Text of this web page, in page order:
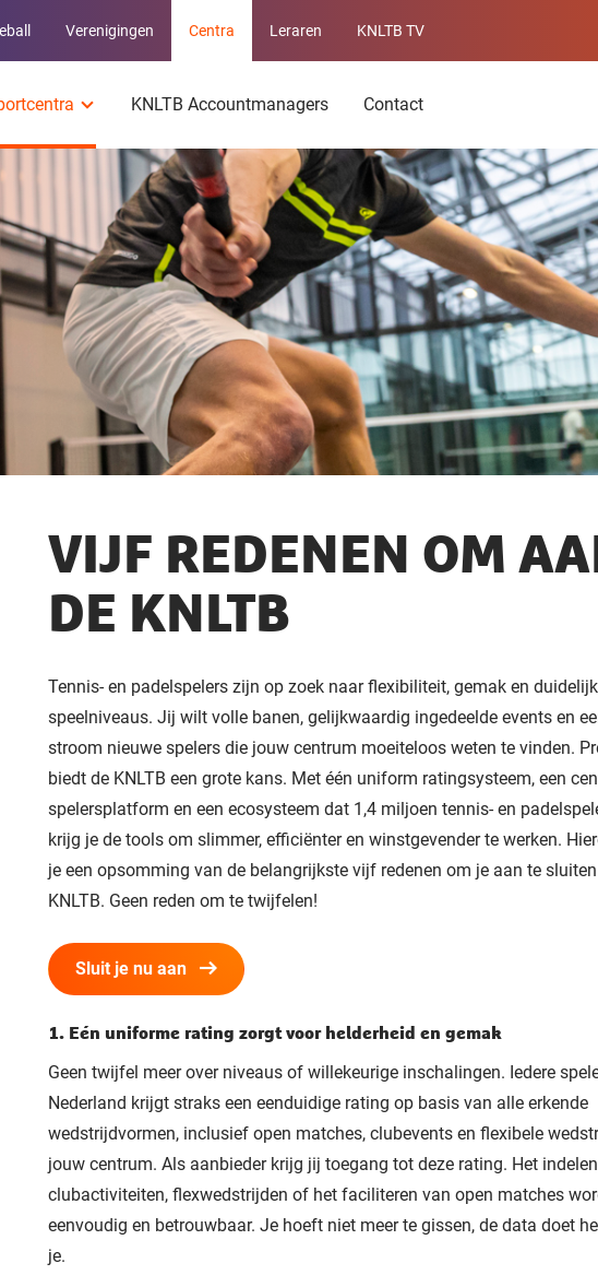
Verenigingen Centra Leraren KNLTB TV
KNLTB Accountmanagers Contact
VIJF REDENEN OM
DE KNLTB
Tennis- en padelspelers zijn op zoek naar flexibiliteit, gemak en
speelniveaus. Jij wilt volle banen, gelijkwaardig ingedeelde events en
stroom nieuwe spelers die jouw centrum moeiteloos weten te vinden.
biedt de KNLTB een grote kans. Met één uniform ratingsysteem, een
spelersplatform en een ecosysteem dat 1,4 miljoen tennis- en
krijg je de tools om slimmer, efficiënter en winstgevender te werken.
je een opsomming van de belangrijkste vijf redenen om je aan te
KNLTB. Geen reden om te twijfelen!
Sluit je nu aan
1. Eén uniforme rating zorgt voor helderheid en gemak
Geen twijfel meer over niveaus of willekeurige inschalingen. Iedere
Nederland krijgt straks een eenduidige rating op basis van alle erkende
wedstrijdvormen, inclusief open matches, clubevents en flexibele
jouw centrum. Als aanbieder krijg jij toegang tot deze rating. Het
clubactiviteiten, flexwedstrijden of het faciliteren van open matches
eenvoudig en betrouwbaar. Je hoeft niet meer te gissen, de data doet
je.